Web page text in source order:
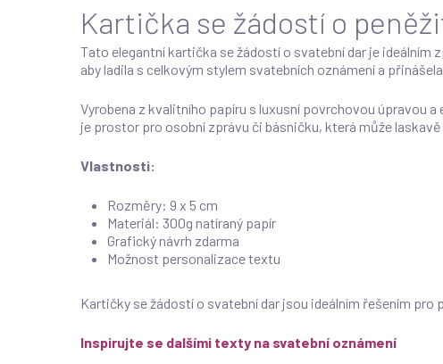
Kartička se žádostí o
Tato elegantní kartička se žádostí o svatební dar je
aby ladila s celkovým stylem svatebních oznámení a
Vyrobena z kvalitního papíru s luxusní povrchovou úpravou
je prostor pro osobní zprávu či básničku, která může
Vlastnosti:
Rozměry: 9 x 5 cm
Materiál: 300g natíraný papír
Grafický návrh zdarma
Možnost personalizace textu
Kartičky se žádostí o svatební dar jsou ideálním řešením
Inspirujte se dalšími texty na svatební oznámení